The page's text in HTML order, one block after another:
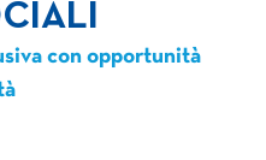
con opportunità